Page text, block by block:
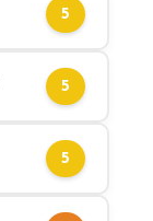
5
5
5